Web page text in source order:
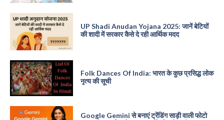
UP Shadi Anudan Yojana 2025: जानें बेटियों
की शादी में सरकार कैसे दे रही आर्थिक मदद
Folk Dances Of India: भारत के कुछ प्रसिद्ध लोक
नृत्य की सूची
Google Gemini से बनाएं ट्रेंडिंग साड़ी वाली फोटो